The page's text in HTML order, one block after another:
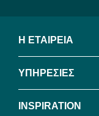
Η ΕΤΑΙΡΕΙΑ
ΥΠΗΡΕΣΙΕΣ
INSPIRATION